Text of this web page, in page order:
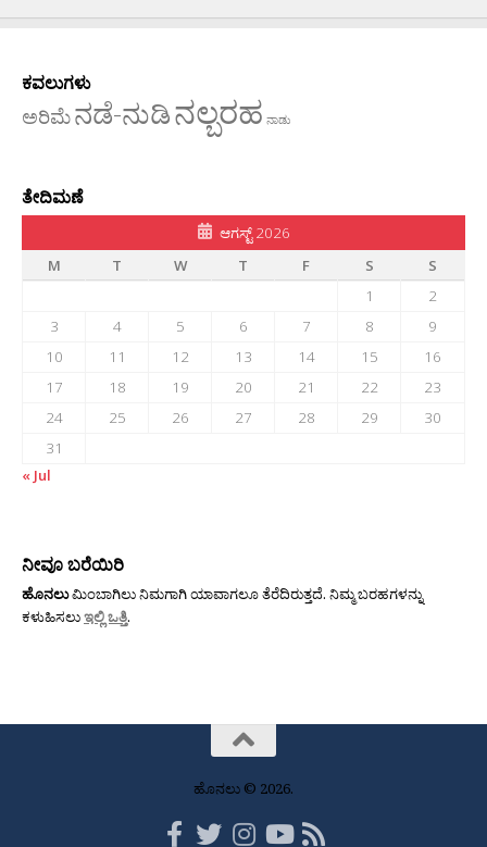
ಕವಲುಗಳು
ಅರಿಮೆನಡೆ-ನುಡಿನಲ್ಬರಹ ನಾಡು
ತೇದಿಮಣೆ
ಆಗಸ್ಟ್ 2026
M
T W T F S
S
1
2
3
4 5 6 7 8
9
10
11 12 13 14 15
16
17
18 19 20 21 22
23
24
25 26 27 28 29
30
31
« Jul
ನೀವೂ ಬರೆಯಿರಿ
ಹೊನಲುಮಿಂಬಾಗಿಲು ನಿಮಗಾಗಿ ಯಾವಾಗಲೂ ತೆರೆದಿರುತ್ತದೆ. ನಿಮ್ಮ ಬರಹಗಳನ್ನು
ಕಳುಹಿಸಲುಇಲ್ಲಿ ಒತ್ತಿ.
ಹೊನಲು © 2026.